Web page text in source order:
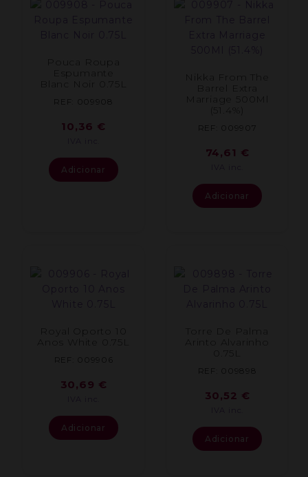
Pouca Roupa
Espumante
Blanc Noir 0.75L
REF: 009908
10,36 €
Adicionar
Nikka From The
Barrel Extra
Marriage 500Ml
(51.4%)
REF: 009907
74,61 €
Adicionar
Royal Oporto 10
Anos White 0.75L
REF: 009906
30,69 €
Adicionar
Arinto Alvarinho
0.75L
REF: 009898
30,52 €
Adicionar